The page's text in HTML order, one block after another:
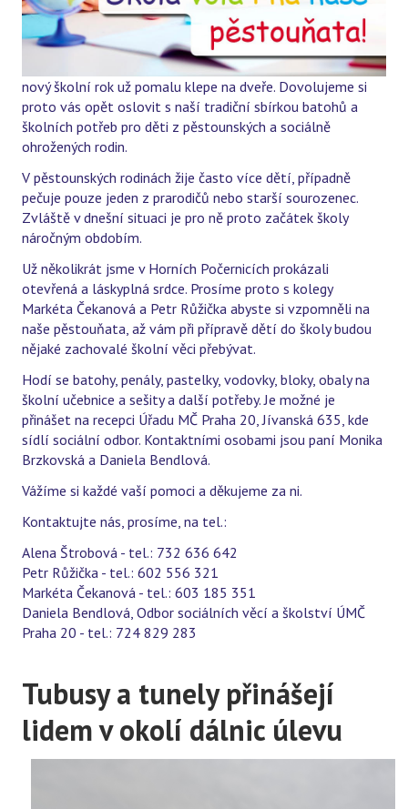
nový školní rok už pomalu klepe na dveře. Dovolujeme si
proto vás opět oslovit s naší tradiční sbírkou batohů a
školních potřeb pro děti z pěstounských a sociálně
ohrožených rodin.
V pěstounských rodinách žije často více dětí, případně
pečuje pouze jeden z prarodičů nebo starší sourozenec.
Zvláště v dnešní situaci je pro ně proto začátek školy
náročným obdobím.
Už několikrát jsme v Horních Počernicích prokázali
otevřená a láskyplná srdce. Prosíme proto s kolegy
Markéta Čekanová a Petr Růžička abyste si vzpomněli na
naše pěstouňata, až vám při přípravě dětí do školy budou
nějaké zachovalé školní věci přebývat.
Hodí se batohy, penály, pastelky, vodovky, bloky, obaly na
školní učebnice a sešity a další potřeby. Je možné je
přinášet na recepci Úřadu MČ Praha 20, Jívanská 635, kde
sídlí sociální odbor. Kontaktními osobami jsou paní Monika
Brzkovská a Daniela Bendlová.
Vážíme si každé vaší pomoci a děkujeme za ni.
Kontaktujte nás, prosíme, na tel.:
Alena Štrobová - tel.: 732 636 642
Petr Růžička - tel.: 602 556 321
Markéta Čekanová - tel.: 603 185 351
Daniela Bendlová, Odbor sociálních věcí a školství ÚMČ
Praha 20 - tel.: 724 829 283
Tubusy a tunely přinášejí
lidem v okolí dálnic úlevu